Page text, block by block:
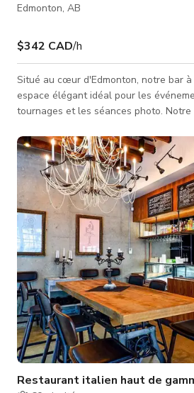
Edmonton, AB
$342 CAD/h
Situé au cœur d'Edmonton, notre bar
espace élégant idéal pour les
tournages et les séances photo.
célébrations et un décor idéal pour
! Que vous organisiez une réunion en
cocktail après le travail ou une
espace est votre nouveau lieu de prédilection.
es
Restaurant italien haut de